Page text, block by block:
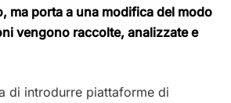
ma porta a una modifica del modo
vengono raccolte, analizzate e
di introdurre piattaforme di